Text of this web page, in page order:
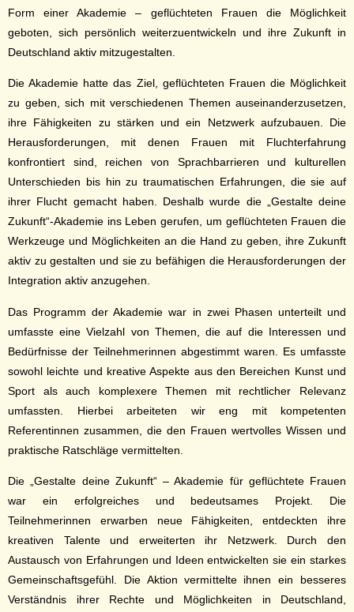
Form einer Akademie – geflüchteten Frauen die Möglichkeit
geboten, sich persönlich weiterzuentwickeln und ihre Zukunft in
Deutschland aktiv mitzugestalten.
Die Akademie hatte das Ziel, geflüchteten Frauen die Möglichkeit
zu geben, sich mit verschiedenen Themen auseinanderzusetzen,
ihre Fähigkeiten zu stärken und ein Netzwerk aufzubauen. Die
Herausforderungen, mit denen Frauen mit Fluchterfahrung
konfrontiert sind, reichen von Sprachbarrieren und kulturellen
Unterschieden bis hin zu traumatischen Erfahrungen, die sie auf
ihrer Flucht gemacht haben. Deshalb wurde die „Gestalte deine
Zukunft“-Akademie ins Leben gerufen, um geflüchteten Frauen die
Werkzeuge und Möglichkeiten an die Hand zu geben, ihre Zukunft
aktiv zu gestalten und sie zu befähigen die Herausforderungen der
Integration aktiv anzugehen.
Das Programm der Akademie war in zwei Phasen unterteilt und
umfasste eine Vielzahl von Themen, die auf die Interessen und
Bedürfnisse der Teilnehmerinnen abgestimmt waren. Es umfasste
sowohl leichte und kreative Aspekte aus den Bereichen Kunst und
Sport als auch komplexere Themen mit rechtlicher Relevanz
umfassten. Hierbei arbeiteten wir eng mit kompetenten
Referentinnen zusammen, die den Frauen wertvolles Wissen und
praktische Ratschläge vermittelten.
Die „Gestalte deine Zukunft“ – Akademie für geflüchtete Frauen
war ein erfolgreiches und bedeutsames Projekt. Die
Teilnehmerinnen erwarben neue Fähigkeiten, entdeckten ihre
kreativen Talente und erweiterten ihr Netzwerk. Durch den
Austausch von Erfahrungen und Ideen entwickelten sie ein starkes
Gemeinschaftsgefühl. Die Aktion vermittelte ihnen ein besseres
Verständnis ihrer Rechte und Möglichkeiten in Deutschland,